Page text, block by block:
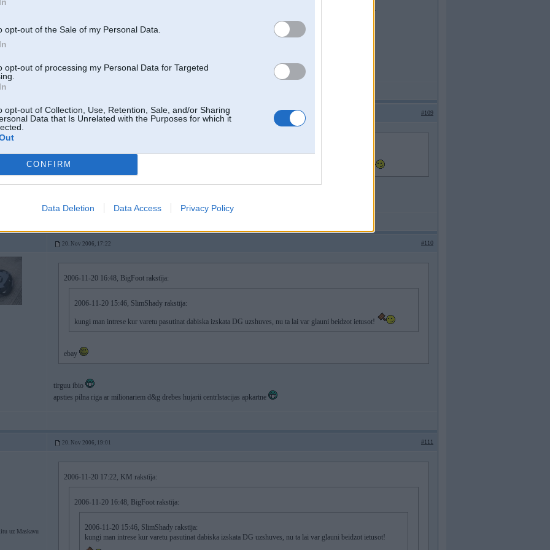
opt-out of the Sale of my Personal Data.
opt-out of processing my Personal Data for Targeted
opt-out of Collection, Use, Retention, Sale, and/or Sharing
Data that Is Unrelated with the Purposes for which it
CONFIRM
Data Deletion Data Access Privacy Policy
Logo, vizītkaršu, plakātu, bukletu, flash u.c izveide. vissaldākās cenas. PM. DE?!GN - the problem comes first.
20. Nov 2006, 16:48 #109
kungi man intrese kur varetu pasutinat dabiska izskata DG uzshuves, nu ta lai var glauni beidzot ietusot!
20. Nov 2006, 17:22 #110
2006-11-20 16:48, BigFoot rakstīja:
2006-11-20 15:46, SlimShady rakstīja:
kungi man intrese kur varetu pasutinat dabiska izskata DG uzshuves, nu ta lai var glauni beidzot ietusot!
ebay
tirguu ibio
apsties pilna riga ar milionariem d&g drebes hujarii centrlstacijas apkartne
20. Nov 2006, 19:01 #111
uz Maskavu
2006-11-20 17:22, KM rakstīja:
2006-11-20 16:48, BigFoot rakstīja:
2006-11-20 15:46, SlimShady rakstīja:
kungi man intrese kur varetu pasutinat dabiska izskata DG uzshuves, nu ta lai var glauni beidzot ietusot!